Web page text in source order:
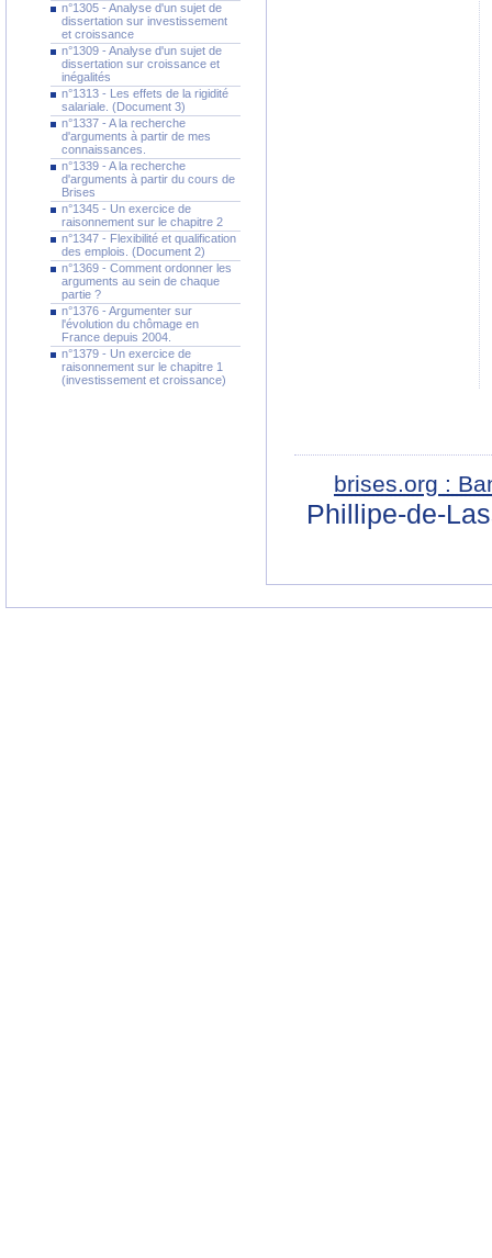
n°1305 - Analyse d'un sujet de
dissertation sur investissement
et croissance
n°1309 - Analyse d'un sujet de
dissertation sur croissance et
inégalités
n°1313 - Les effets de la rigidité
salariale. (Document 3)
n°1337 - A la recherche
d'arguments à partir de mes
connaissances.
n°1339 - A la recherche
d'arguments à partir du cours de
Brises
n°1345 - Un exercice de
raisonnement sur le chapitre 2
n°1347 - Flexibilité et qualification
des emplois. (Document 2)
n°1369 - Comment ordonner les
arguments au sein de chaque
partie ?
n°1376 - Argumenter sur
l'évolution du chômage en
France depuis 2004.
n°1379 - Un exercice de
raisonnement sur le chapitre 1
(investissement et croissance)
brises.org :
Phillipe-de-